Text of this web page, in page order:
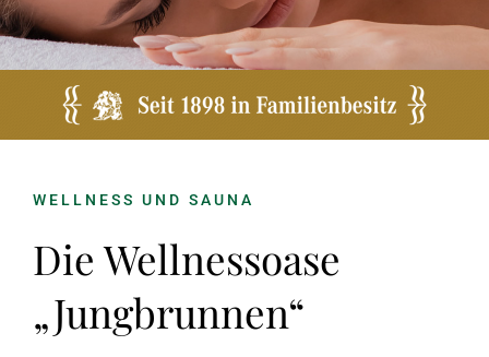
Wellness
Aktivitäten
WELLNESS UND SAUNA
Die Wellnessoase
„Jungbrunnen“